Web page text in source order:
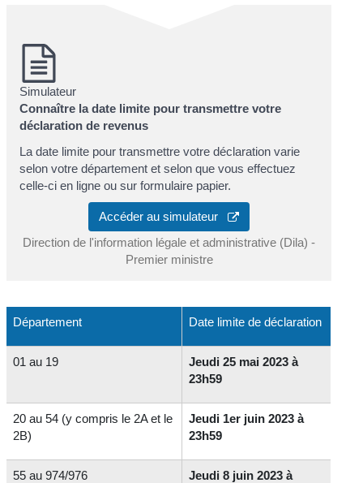
Simulateur
Connaître la date limite pour transmettre votre
déclaration de revenus
La date limite pour transmettre votre déclaration varie
selon votre département et selon que vous effectuez
celle-ci en ligne ou sur formulaire papier.
Accéder au simulateur
Direction de l'information légale et administrative (Dila) -
Premier ministre
Département Date limite de déclaration
01 au 19
Jeudi 25 mai 2023 à
23h59
20 au 54 (y compris le 2A et le
2B)
Jeudi 1er juin 2023 à
23h59
55 au 974/976 Jeudi 8 juin 2023 à